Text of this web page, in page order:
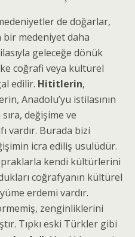
de doğarlar,
medeniyet daha
geleceğe dönük
coğrafi veya kültürel
edilir. Hititlerin,
Anadolu’yu istilasının
değişime ve
vardır. Burada bizi
icra ediliş usulüdür.
kendi kültürlerini
coğrafyanın kültürel
erdemi vardır.
zenginliklerini
Tıpkı eski Türkler gibi